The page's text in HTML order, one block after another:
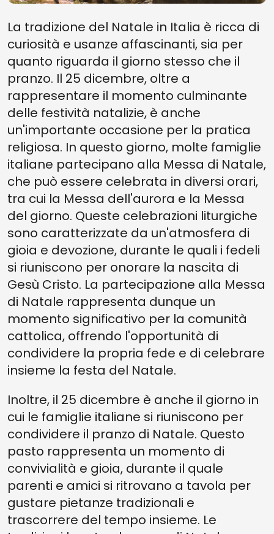
La tradizione del Natale in Italia è ricca di
curiosità e usanze affascinanti, sia per
quanto riguarda il giorno stesso che il
pranzo. Il 25 dicembre, oltre a
rappresentare il momento culminante
delle festività natalizie, è anche
un'importante occasione per la pratica
religiosa. In questo giorno, molte famiglie
italiane partecipano alla Messa di Natale,
che può essere celebrata in diversi orari,
tra cui la Messa dell'aurora e la Messa
del giorno. Queste celebrazioni liturgiche
sono caratterizzate da un'atmosfera di
gioia e devozione, durante le quali i fedeli
si riuniscono per onorare la nascita di
Gesù Cristo. La partecipazione alla Messa
di Natale rappresenta dunque un
momento significativo per la comunità
cattolica, offrendo l'opportunità di
condividere la propria fede e di celebrare
insieme la festa del Natale.
Inoltre, il 25 dicembre è anche il giorno in
cui le famiglie italiane si riuniscono per
condividere il pranzo di Natale. Questo
pasto rappresenta un momento di
convivialità e gioia, durante il quale
parenti e amici si ritrovano a tavola per
gustare pietanze tradizionali e
trascorrere del tempo insieme. Le